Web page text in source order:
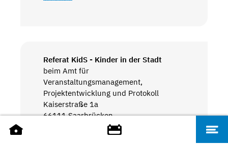
Referat KidS - Kinder in der Stadt
beim Amt für
Veranstaltungsmanagement,
Projektentwicklung und Protokoll
Kaiserstraße 1a
66111 Saarbrücken
+49 681 905-1904